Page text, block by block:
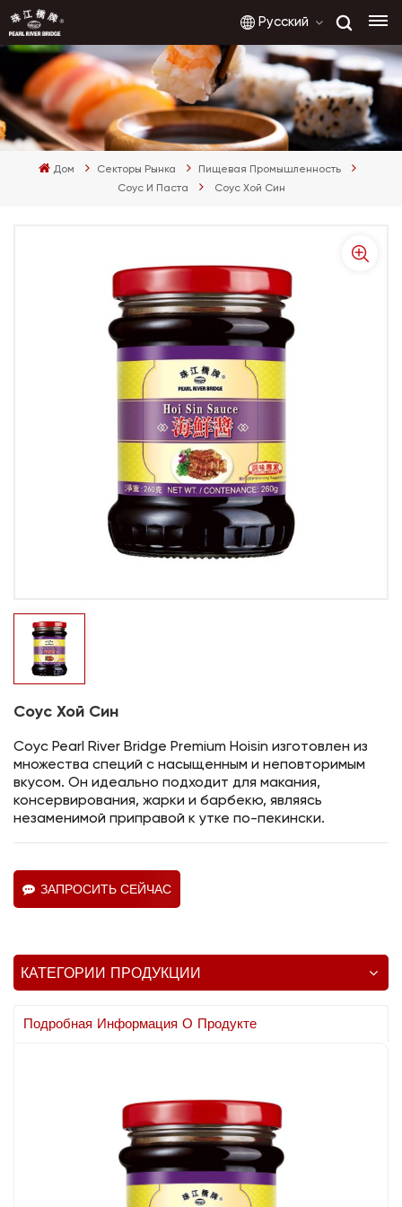
Русский
English
français
русский
العربية
Дом Секторы Рынка
Пищевая Промышленность
Соус И Паста
Соус Хой Син
Соус Хой Син
Соус Pearl River Bridge Premium Hoisin изготовлен из
множества специй с насыщенным и неповторимым
вкусом. Он идеально подходит для макания,
консервирования, жарки и барбекю, являясь
незаменимой приправой к утке по-пекински.
ЗАПРОСИТЬ СЕЙЧАС
КАТЕГОРИИ ПРОДУКЦИИ
Подробная Информация О Продукте